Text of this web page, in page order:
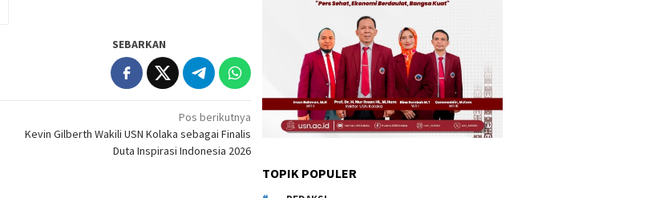
SEBARKAN
Pos berikutnya
Kevin Gilberth Wakili USN Kolaka sebagai Finalis
Duta Inspirasi Indonesia 2026
TOPIK POPULER